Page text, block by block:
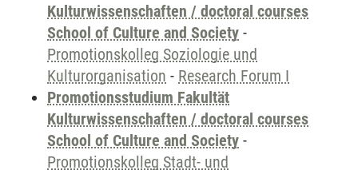
Kulturwissenschaften / doctoral courses
School of Culture and Society -
Promotionskolleg Soziologie und
Kulturorganisation - Research Forum I
Promotionsstudium Fakultät
Kulturwissenschaften / doctoral courses
School of Culture and Society -
Promotionskolleg Stadt- und